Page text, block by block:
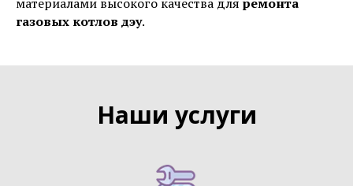
газовых котлов дэу.
Наши услуги